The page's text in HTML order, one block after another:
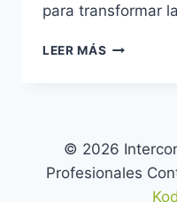
para transformar
LEER MÁS ¡LIBERA
CON
© 2026
Profesionales